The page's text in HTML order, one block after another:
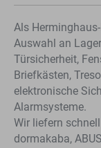
Als
Auswahl an
Türsicherheit,
Briefkästen,
elektronische
Alarmsysteme.
Wir liefern
dormakaba,